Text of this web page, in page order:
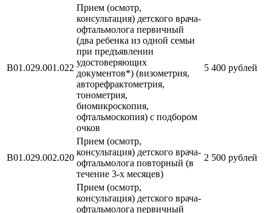
В01.029.001.022
Прием (осмотр,
консультация) детского врача-
офтальмолога первичный
(два ребенка из одной семьи
при предъявлении
удостоверяющих
документов*) (визометрия,
авторефрактометрия,
тонометрия,
биомикроскопия,
офтальмоскопия) с подбором
очков
5 400 рублей
В01.029.002.020
Прием (осмотр,
консультация) детского врача-
офтальмолога повторный (в
течение 3-х месяцев)
2 500 рублей
Прием (осмотр,
консультация) детского врача-
офтальмолога первичный